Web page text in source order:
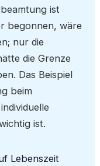
ist
begonnen, wäre
nur die
die Grenze
Das Beispiel
beim
ist.
Lebenszeit